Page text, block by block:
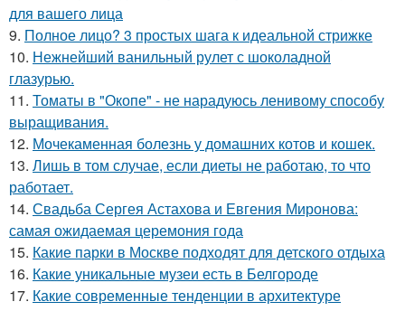
для вашего лица
9. Полное лицо? 3 простых шага к идеальной стрижке
10. Нежнейший ванильный рулет с шоколадной
глазурью.
11. Томаты в "Окопе" - не нарадуюсь ленивому способу
выращивания.
12. Мочекаменная болезнь у домашних котов и кошек.
13. Лишь в том случае, если диеты не работаю, то что
работает.
14. Свадьба Сергея Астахова и Евгения Миронова:
самая ожидаемая церемония года
15. Какие парки в Москве подходят для детского отдыха
16. Какие уникальные музеи есть в Белгороде
17. Какие современные тенденции в архитектуре